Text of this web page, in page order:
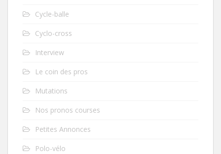
Cycle-balle
Cyclo-cross
Interview
Le coin des pros
Mutations
Nos pronos courses
Petites Annonces
Polo-vélo